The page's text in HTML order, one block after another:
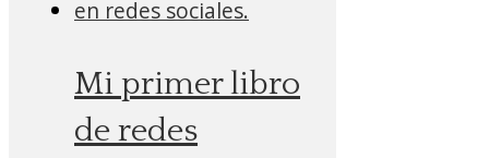
Mi primer libro
de redes